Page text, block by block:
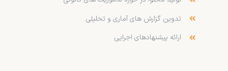
تدوین گزارش های آماری و تحلیلی
ارائه پیشنهادهای اجرایی